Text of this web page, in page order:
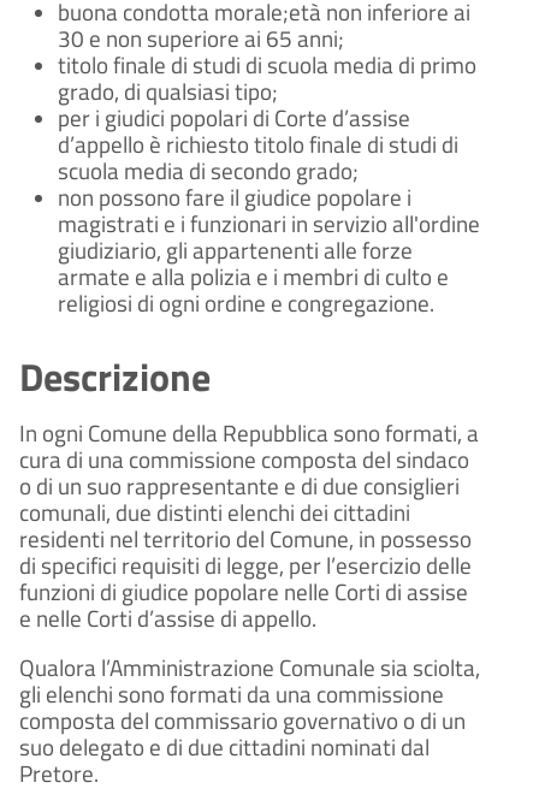
buona condotta morale;età non inferiore ai
30 e non superiore ai 65 anni;
titolo finale di studi di scuola media di primo
grado, di qualsiasi tipo;
per i giudici popolari di Corte d’assise
d’appello è richiesto titolo finale di studi di
scuola media di secondo grado;
non possono fare il giudice popolare i
magistrati e i funzionari in servizio all'ordine
giudiziario, gli appartenenti alle forze
armate e alla polizia e i membri di culto e
religiosi di ogni ordine e congregazione.
Descrizione
In ogni Comune della Repubblica sono formati, a
cura di una commissione composta del sindaco
o di un suo rappresentante e di due consiglieri
comunali, due distinti elenchi dei cittadini
residenti nel territorio del Comune, in possesso
di specifici requisiti di legge, per l’esercizio delle
funzioni di giudice popolare nelle Corti di assise
e nelle Corti d’assise di appello.
Qualora l’Amministrazione Comunale sia sciolta,
gli elenchi sono formati da una commissione
composta del commissario governativo o di un
suo delegato e di due cittadini nominati dal
Pretore.